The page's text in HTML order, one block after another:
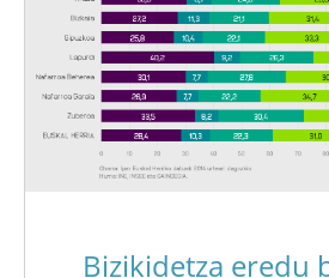
Bizikidetza eredu